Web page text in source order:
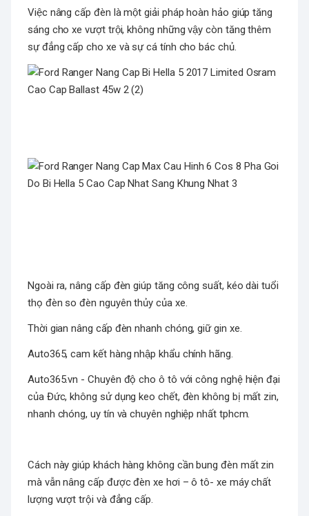
Việc nâng cấp đèn là một giải pháp hoàn hảo giúp tăng
sáng cho xe vượt trội, không những vậy còn tăng thêm
sự đẳng cấp cho xe và sự cá tính cho bác chủ.
Ngoài ra, nâng cấp đèn giúp tăng công suất, kéo dài tuổi
thọ đèn so đèn nguyên thủy của xe.
Thời gian nâng cấp đèn nhanh chóng, giữ gin xe.
Auto365, cam kết hàng nhập khẩu chính hãng.
Auto365.vn - Chuyên độ cho ô tô với công nghệ hiện đại
của Đức, không sử dụng keo chết, đèn không bị mất zin,
nhanh chóng, uy tín và chuyên nghiệp nhất tphcm.
Cách này giúp khách hàng không cần bung đèn mất zin
mà vẫn nâng cấp được đèn xe hơi – ô tô- xe máy chất
lượng vượt trội và đẳng cấp.